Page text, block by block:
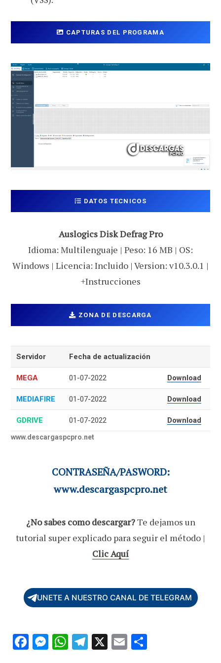
CAPTURAS DEL PROGRAMA
DATOS TECNICOS
Auslogics Disk Defrag Pro
Idioma: Multilenguaje | Peso: 16 MB | OS:
Windows | Licencia: Incluido | Version: v10.3.0.1 |
+Instrucciones
ZONA DE DESCARGA
Servidor Fecha de actualización
MEGA 01-07-2022 Download
MEDIAFIRE 01-07-2022 Download
GDRIVE 01-07-2022 Download
www.descargaspcpro.net
CONTRASEÑA/PASWORD:
www.descargaspcpro.net
¿No sabes como descargar?Te dejamos un
tutorial super explicado para seguir el método |
Clic Aquí
UNETE A NUESTRO CANAL DE TELEGRAM
F M W T X E